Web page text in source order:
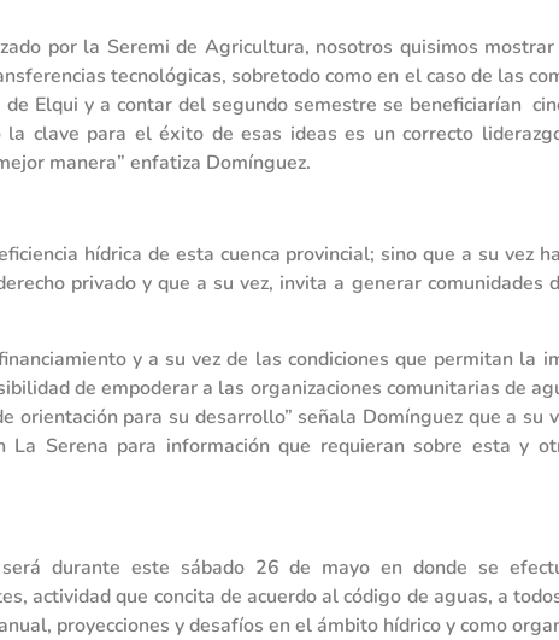
por la Seremi de Agricultura, nosotros quisimos
tecnológicas, sobretodo como en el caso de las
Elqui y a contar del segundo semestre se beneficiarían
clave para el éxito de esas ideas es un correcto
manera” enfatiza Domínguez.
hídrica de esta cuenca provincial; sino que a su vez
privado y que a su vez, invita a generar comunidades
y a su vez de las condiciones que permitan la
de empoderar a las organizaciones comunitarias de
orientación para su desarrollo” señala Domínguez que a su
Serena para información que requieran sobre esta y
durante este sábado 26 de mayo en donde se
actividad que concita de acuerdo al código de aguas, a
proyecciones y desafíos en el ámbito hídrico y como